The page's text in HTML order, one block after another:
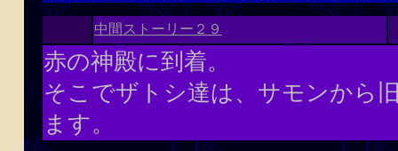
中間ストーリー２９
赤の神殿に到着。
そこでザトシ達は、サモンから
ます。